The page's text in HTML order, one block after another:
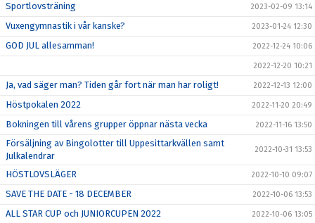
Sportlovsträning 2023-02-09 13:14
Vuxengymnastik i vår kanske? 2023-01-24 12:30
GOD JUL allesamman! 2022-12-24 10:06
2022-12-20 10:21
Ja, vad säger man? Tiden går fort när man har roligt! 2022-12-13 12:00
Höstpokalen 2022 2022-11-20 20:49
Bokningen till vårens grupper öppnar nästa vecka 2022-11-16 13:50
Försäljning av Bingolotter till Uppesittarkvällen samt
Julkalendrar
2022-10-31 13:53
HÖSTLOVSLÄGER 2022-10-10 09:07
SAVE THE DATE - 18 DECEMBER 2022-10-06 13:53
ALL STAR CUP och JUNIORCUPEN 2022 2022-10-06 13:05